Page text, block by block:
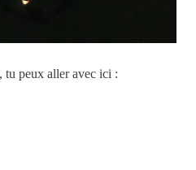
tu peux aller avec ici :